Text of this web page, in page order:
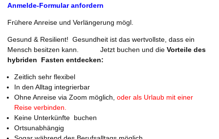
Anmelde-Formular anfordern
Frühere Anreise und Verlängerung mögl.
Gesund & Resilient! Gesundheit ist das wertvollste, dass ein
Mensch besitzen kann. Jetzt buchen und die Vorteile des
hybriden Fasten entdecken:
Zeitlich sehr flexibel
In den Alltag integrierbar
Ohne Anreise via Zoom möglich, oder als Urlaub mit einer
Reise verbinden.
Keine Unterkünfte buchen
Ortsunabhängig